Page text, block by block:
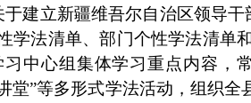
于建立新疆维吾尔自治区领导
学法清单、部门个性学法清单
中心组集体学习重点内容，
堂”等多形式学法活动，组织全